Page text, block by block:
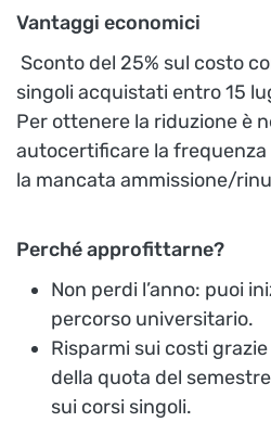
Vantaggi economici
Sconto del 25% sul costo
singoli acquistati entro 15
Per ottenere la riduzione è
autocertificare la
la mancata ammissione/
Perché approfittarne?
Non perdi l’anno: puoi
percorso universitario.
Risparmi sui costi
della quota del
sui corsi singoli.